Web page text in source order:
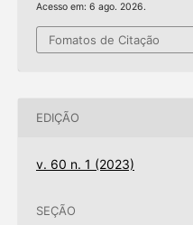
Acesso em: 6 ago. 2026.
Fomatos de Citação
EDIÇÃO
v. 60 n. 1 (2023)
SEÇÃO